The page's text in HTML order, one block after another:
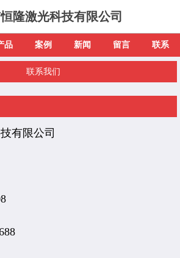
隆激光科技有限公司
品 案例 新闻 留言 联系
联系我们
有限公司